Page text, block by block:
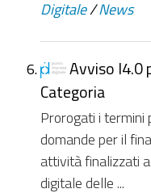
Digitale /News
Avviso I4.0
Categoria
Prorogati i termini
domande per il
attività finalizzati
digitale delle ...